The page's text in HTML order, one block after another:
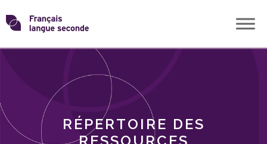
Skip
toTransformons
langue
RÉPERTOIRE DES
THÈMES